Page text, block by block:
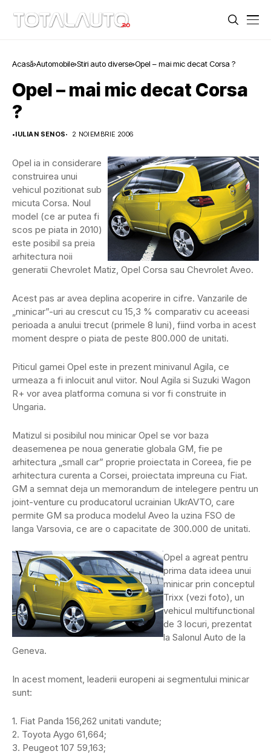
Acasă Automobile Stiri auto diverse Opel – mai mic decat Corsa ?
Opel – mai mic decat Corsa
?
•IULIAN SENOS 2 NOIEMBRIE 2006
Opel ia in considerare
construirea unui
vehicul pozitionat sub
micuta Corsa. Noul
model (ce ar putea fi
scos pe piata in 2010)
este posibil sa preia
arhitectura noii
generatii Chevrolet Matiz, Opel Corsa sau Chevrolet Aveo.
Acest pas ar avea deplina acoperire in cifre. Vanzarile de
„minicar”-uri au crescut cu 15,3 % comparativ cu aceeasi
perioada a anului trecut (primele 8 luni), fiind vorba in acest
moment despre o piata de peste 800.000 de unitati.
Piticul gamei Opel este in prezent minivanul Agila, ce
urmeaza a fi inlocuit anul viitor. Noul Agila si Suzuki Wagon
R+ vor avea platforma comuna si vor fi construite in
Ungaria.
Matizul si posibilul nou minicar Opel se vor baza
deasemenea pe noua generatie globala GM, fie pe
arhitectura „small car” proprie proiectata in Coreea, fie pe
arhitectura curenta a Corsei, proiectata impreuna cu Fiat.
GM a semnat deja un memorandum de intelegere pentru un
joint-venture cu producatorul ucrainian UkrAVTO, care
permite GM sa produca modelul Aveo la uzina FSO de
langa Varsovia, ce are o capacitate de 300.000 de unitati.
Opel a agreat pentru
prima data ideea unui
minicar prin conceptul
Trixx (vezi foto), un
vehicul multifunctional
de 3 locuri, prezentat
la Salonul Auto de la
Geneva.
In acest moment, leaderii europeni ai segmentului minicar
sunt:
1. Fiat Panda 156,262 unitati vandute;
2. Toyota Aygo 61,664;
3. Peugeot 107 59,163;